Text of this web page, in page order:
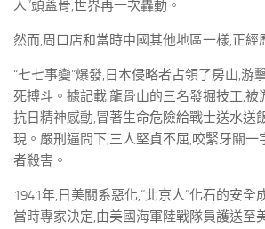
人”頭蓋骨,世界再一次轟動。
然而,周口店和當時中國其他地區一樣,正經
“七七事變”爆發,日本侵略者占領了房山,游
死搏斗。據記載,龍骨山的三名發掘技工,被
抗日精神感動,冒著生命危險給戰士送水送
現。嚴刑逼問下,三人堅貞不屈,咬緊牙關一
者殺害。
1941年,日美關系惡化,“北京人”化石的安全
當時專家決定,由美國海軍陸戰隊員護送至